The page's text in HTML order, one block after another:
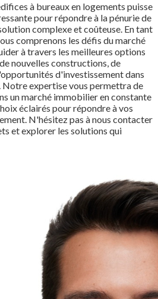
à bureaux en logements puisse
pour répondre à la pénurie de
complexe et coûteuse. En tant
comprenons les défis du marché
à travers les meilleures options
nouvelles constructions, de
d'investissement dans
expertise vous permettra de
un marché immobilier en constante
éclairés pour répondre à vos
N'hésitez pas à nous contacter
et explorer les solutions qui